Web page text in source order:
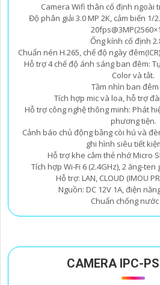
Camera Wifi thân cố định ngoài
Độ phân giải 3.0 MP 2K, cảm biến 1/
Ống kính cố định
Chuẩn nén H.265, chế độ ngày
Hỗ trợ 4 chế độ ánh sáng ban đêm:
Color và tắt.
Tầm nhìn ban đêm
Tích hợp mic và loa, hỗ trợ
Hỗ trợ công nghệ thông minh: Phát
phương tiện.
Cảnh báo chủ động bằng còi hú và
ghi hình siêu tiết
Hỗ trợ khe cắm thẻ nhớ Micro
Tích hợp Wi-Fi 6 (2.4GHz), 2 ăng-
Hỗ trợ: LAN, CLOUD (IMOU
Nguồn: DC 12V 1A, điện
Chuẩn chống nước
CAMERA IPC-